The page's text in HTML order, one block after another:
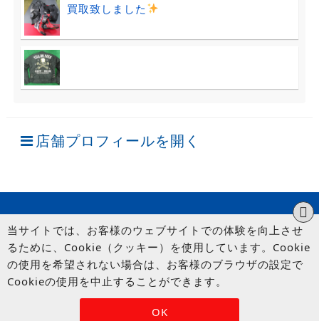
買取致しました
店舗プロフィールを開く
© UP GARAGE GROUP Co., Ltd.
OK
当サイトでは、お客様のウェブサイトでの体験を向上させ
るために、Cookie（クッキー）を使用しています。Cookie
の使用を希望されない場合は、お客様のブラウザの設定で
Cookieの使用を中止することができます。